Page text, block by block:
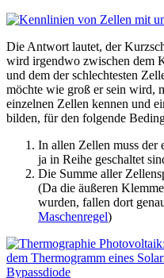
Die Antwort lautet, der
wird irgendwo zwischen dem
und dem der schlechtesten
möchte wie groß er sein wird,
einzelnen Zellen kennen und
bilden, für den folgende
In allen Zellen muss der
ja in Reihe geschaltet
Die Summe aller
(Da die äußeren
wurden, fallen dort
Maschenregel)